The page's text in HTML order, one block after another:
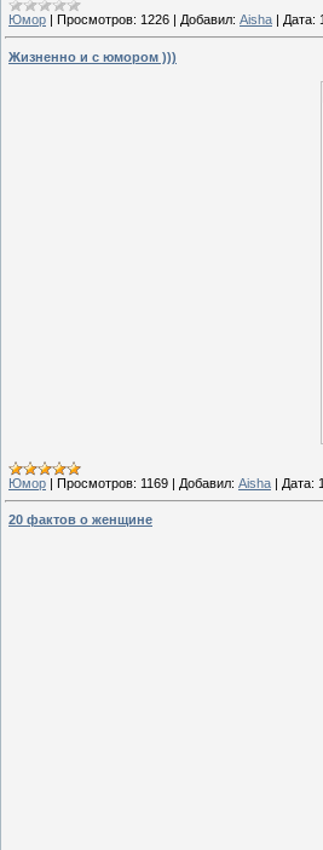
Юмор | Просмотров: 1226 | Добавил: Aisha | Дата:
Жизненно и с юмором )))
Юмор | Просмотров: 1169 | Добавил: Aisha | Дата:
20 фактов о женщине